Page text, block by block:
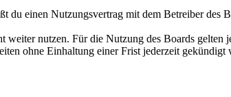
einen Nutzungsvertrag mit dem Betreiber des
nutzen. Für die Nutzung des Boards
ohne Einhaltung einer Frist jederzeit gekündigt